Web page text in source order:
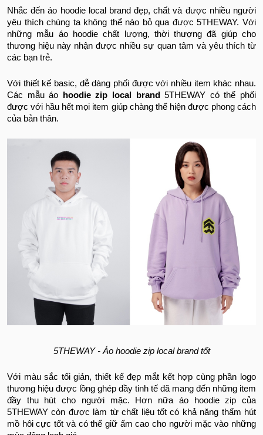
Nhắc đến áo hoodie local brand đẹp, chất và được nhiều người
yêu thích chúng ta không thể nào bỏ qua được 5THEWAY. Với
những mẫu áo hoodie chất lượng, thời thượng đã giúp cho
thương hiệu này nhận được nhiều sự quan tâm và yêu thích từ
các bạn trẻ.
Với thiết kế basic, dễ dàng phối được với nhiều item khác nhau.
Các mẫu áo hoodie zip local brand
5THEWAY có thể phối
được với hầu hết mọi item giúp chàng thể hiện được phong cách
của bản thân.
5THEWAY - Áo hoodie zip local brand tốt
Với màu sắc tối giản, thiết kế đẹp mắt kết hợp cùng phần logo
thương hiệu được lồng ghép đầy tinh tế đã mang đến những item
đầy thu hút cho người mặc. Hơn nữa áo hoodie zip của
5THEWAY còn được làm từ chất liệu tốt có khả năng thấm hút
mồ hôi cực tốt và có thể giữ ấm cao cho người mặc vào những